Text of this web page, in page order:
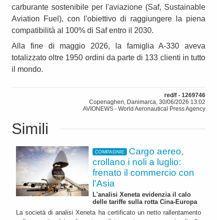
carburante sostenibile per l'aviazione (Saf, Sustainable
Aviation Fuel), con l'obiettivo di raggiungere la piena
compatibilità al 100% di Saf entro il 2030.
Alla fine di maggio 2026, la famiglia A-330 aveva
totalizzato oltre 1950 ordini da parte di 133 clienti in tutto
il mondo.
red/f - 1269746
Copenaghen, Danimarca, 30/06/2026 13:02
AVIONEWS - World Aeronautical Press Agency
Simili
COMPAGNIE
Cargo aereo,
crollano i noli a luglio:
frenato il commercio con
l'Asia
L'analisi Xeneta evidenzia il calo
delle tariffe sulla rotta Cina-Europa
La società di analisi Xeneta ha certificato un netto rallentamento